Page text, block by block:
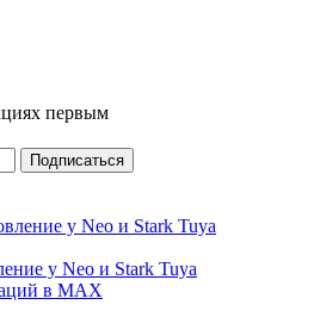
первым
у Neo и Stark Tuya